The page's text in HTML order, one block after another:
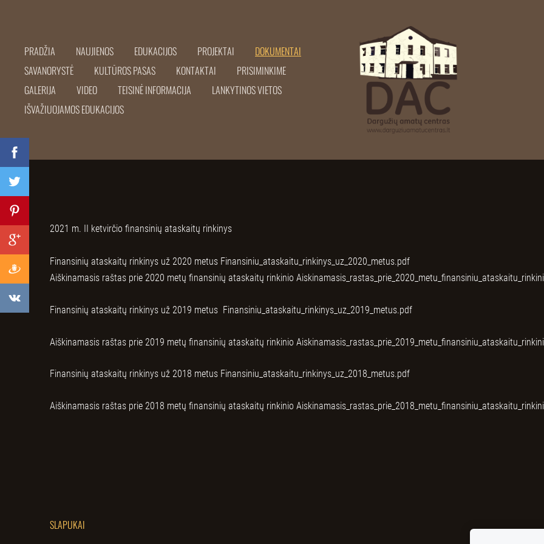
PRADŽIA NAUJIENOS EDUKACIJOS PROJEKTAI
DOKUMENTAI
SAVANORYSTĖ
KULTŪROS PASAS KONTAKTAI
PRISIMINKIME
GALERIJA
VIDEO TEISINĖ INFORMACIJA
LANKYTINOS VIETOS
IŠVAŽIUOJAMOS EDUKACIJOS
2021 m. II ketvirčio finansinių ataskaitų rinkinys
Finansinių ataskaitų rinkinys už 2020 metus Finansiniu_ataskaitu_rinkinys_uz_2020_metus.pdf
Aiškinamasis raštas prie 2020 metų finansinių ataskaitų rinkinio
Finansinių ataskaitų rinkinys už 2019 metus Finansiniu_ataskaitu_rinkinys_uz_2019_metus.pdf
Aiškinamasis raštas prie 2019 metų finansinių ataskaitų rinkinio
Finansinių ataskaitų rinkinys už 2018 metus Finansiniu_ataskaitu_rinkinys_uz_2018_metus.pdf
Aiškinamasis raštas prie 2018 metų finansinių ataskaitų rinkinio
SLAPUKAI